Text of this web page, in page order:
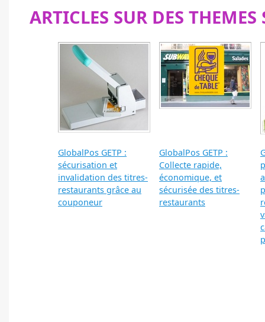
ARTICLES SUR DES
GlobalPos GETP :
sécurisation et
invalidation des titres-
restaurants grâce au
couponeur
GlobalPos GETP :
Collecte rapide,
économique, et
sécurisée des titres-
restaurants